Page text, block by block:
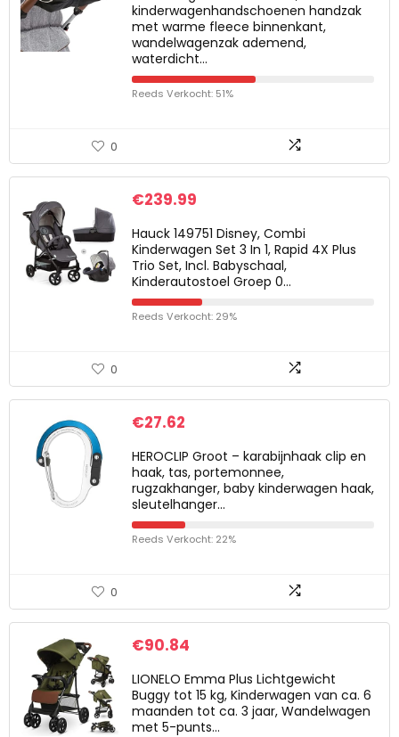
kinderwagenhandschoenen handzak
met warme fleece binnenkant,
wandelwagenzak ademend,
waterdicht…
Reeds Verkocht: 51%
0
€239.99
Hauck 149751 Disney, Combi
Kinderwagen Set 3 In 1, Rapid 4X Plus
Trio Set, Incl. Babyschaal,
Kinderautostoel Groep 0…
Reeds Verkocht: 29%
0
€27.62
HEROCLIP Groot – karabijnhaak clip en
haak, tas, portemonnee,
rugzakhanger, baby kinderwagen haak,
sleutelhanger…
Reeds Verkocht: 22%
0
€90.84
LIONELO Emma Plus Lichtgewicht
Buggy tot 15 kg, Kinderwagen van ca. 6
maanden tot ca. 3 jaar, Wandelwagen
met 5-punts…